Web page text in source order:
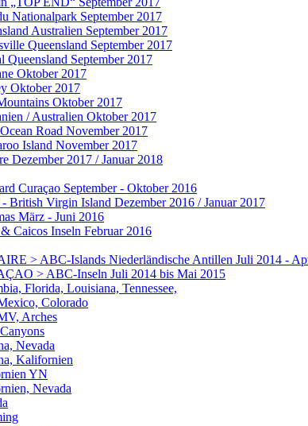
Nationalpark September 2017
Australien September 2017
Queensland September 2017
Queensland September 2017
Oktober 2017
Oktober 2017
Oktober 2017
/ Australien Oktober 2017
Road November 2017
Island November 2017
Dezember 2017 / Januar 2018
Curaçao September - Oktober 2016
British Virgin Island Dezember 2016 / Januar 2017
März - Juni 2016
Caicos Inseln Februar 2016
> ABC-Islands Niederländische Antillen Juli 2014 -
> ABC-Inseln Juli 2014 bis Mai 2015
Florida, Louisiana, Tennessee,
Colorado
Arches
Nevada
Kalifornien
YN
Nevada